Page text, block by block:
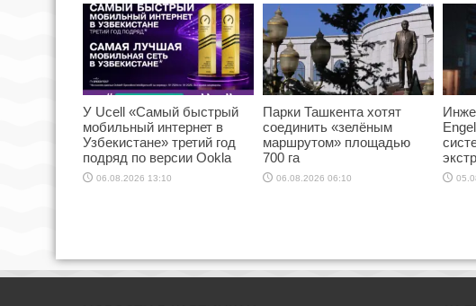
У Ucell «Самый быстрый
мобильный интернет в
Узбекистане» третий год
подряд по версии Ookla
06.08.2026 13:10
Парки Ташкента хотят
соединить «зелёным
маршрутом» площадью
700 га
06.08.2026 06:10